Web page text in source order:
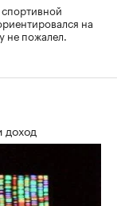
спортивной
на
не пожалел.
доход